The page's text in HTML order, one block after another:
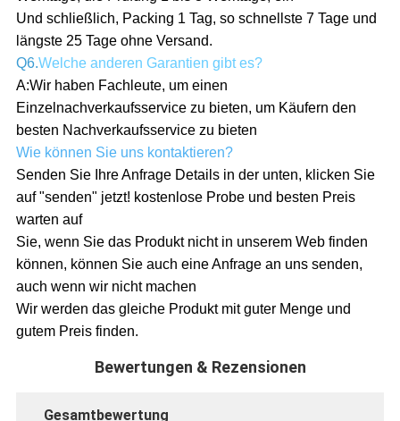
Und schließlich, Packing 1 Tag, so schnellste 7 Tage und
längste 25 Tage ohne Versand.
Q6.Welche anderen Garantien gibt es?
A:Wir haben Fachleute, um einen
Einzelnachverkaufsservice zu bieten, um Käufern den
besten Nachverkaufsservice zu bieten
Wie können Sie uns kontaktieren?
Senden Sie Ihre Anfrage Details in der unten, klicken Sie
auf "senden" jetzt! kostenlose Probe und besten Preis
warten auf
Sie, wenn Sie das Produkt nicht in unserem Web finden
können, können Sie auch eine Anfrage an uns senden,
auch wenn wir nicht machen
Wir werden das gleiche Produkt mit guter Menge und
gutem Preis finden.
Bewertungen & Rezensionen
Gesamtbewertung